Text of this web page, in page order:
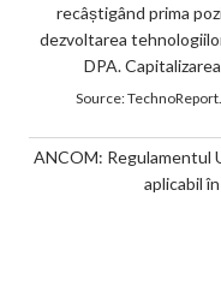
recâștigând prima
dezvoltarea
DPA.
Source:
ANCOM: Regulamentul
aplicabil